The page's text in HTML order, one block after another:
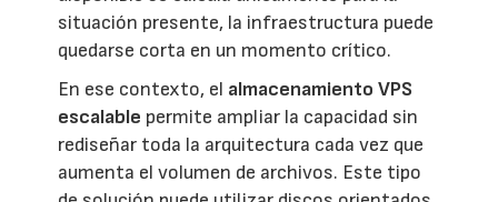
situación presente, la infraestructura puede
quedarse corta en un momento crítico.
En ese contexto, el almacenamiento VPS
escalable permite ampliar la capacidad sin
rediseñar toda la arquitectura cada vez que
aumenta el volumen de archivos. Este tipo